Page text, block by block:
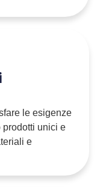
le esigenze
prodotti unici e
e